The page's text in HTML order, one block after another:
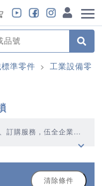
準零件 > 工業設備零
訂購服務，伍全企業深
清除條件